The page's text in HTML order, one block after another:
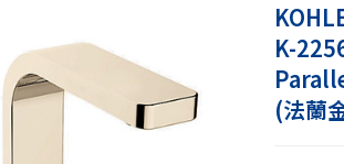
K-
(法蘭